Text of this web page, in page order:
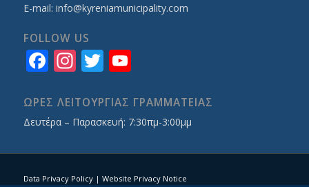
E-mail: info@kyreniamunicipality.com
FOLLOW US
Facebook
Instagram
Twitter
YouTube
ΩΡΕΣ ΛΕΙΤΟΥΡΓΙΑΣ ΓΡΑΜΜΑΤΕΙΑΣ
Δευτέρα – Παρασκευή: 7:30πμ-3:00μμ
Data Privacy Policy| Website Privacy Notice